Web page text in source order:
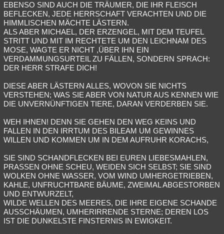
EBENSO SIND AUCH DIE TRÄUMER, DIE IHR FLEISCH
BEFLECKEN, JEDE HERRSCHAFT VERACHTEN UND DIE
HIMMLISCHEN MÄCHTE LÄSTERN.
ALS ABER MICHAEL, DER ERZENGEL, MIT DEM TEUFEL
STRITT UND MIT IM RECHTETE UM DEN LEICHNAM DES
MOSE, WAGTE ER NICHT ,ÜBER IHN EIN
VERDAMMUNGSURTEIL ZU FÄLLEN, SONDERN SPRACH:
DER HERR STRAFE DICH!
DIESE ABER LÄSTERN ALLES, WOVON SIE NICHTS
VERSTEHEN; WAS SIE ABER VON NATUR AUS KENNEN WIE
DIE UNVERNÜNFTIGEN TIERE, DARAN VERDERBEN SIE.
WEH IHNEN! DENN SIE GEHEN DEN WEG KEINS UND
FALLEN IN DEN IRRTUM DES BILEAM UM GEWINNES
WILLEN UND KOMMEN UM IN DEM AUFRUHR KORACHS,
SIE SIND SCHANDFLECKEN BEI EUREN LIEBESMAHLEN,
PRASSEN OHNE SCHEU, WEIDEN SICH SELBST; SIE SIND
WOLKEN OHNE WASSER, VOM WIND UMHERGETRIEBEN,
KAHLE, UNFRUCHTBARE BÄUME, ZWEIMAL ABGESTORBEN
UND ENTWURZELT,
WILDE WELLEN DES MEERES, DIE IHRE EIGENE SCHANDE
AUSSCHÄUMEN, UMHERIRRENDE STERNE; DEREN LOS
IST DIE DUNKELSTE FINSTERNIS IN EWIGKEIT.